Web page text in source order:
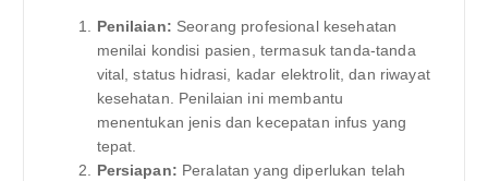
Penilaian: Seorang profesional kesehatan
menilai kondisi pasien, termasuk tanda-tanda
vital, status hidrasi, kadar elektrolit, dan riwayat
kesehatan. Penilaian ini membantu
menentukan jenis dan kecepatan infus yang
tepat.
Persiapan: Peralatan yang diperlukan telah